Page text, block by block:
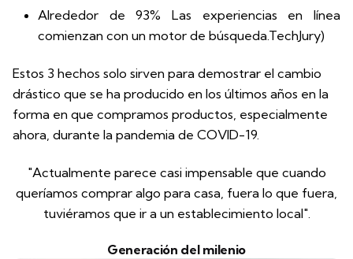
Alrededor de 93% Las experiencias en línea
comienzan con un motor de búsqueda. TechJury)
Estos 3 hechos solo sirven para demostrar el cambio
drástico que se ha producido en los últimos años en la
forma en que compramos productos, especialmente
ahora, durante la pandemia de COVID-19.
"Actualmente parece casi impensable que cuando
queríamos comprar algo para casa, fuera lo que fuera,
tuviéramos que ir a un establecimiento local".
Generación del milenio